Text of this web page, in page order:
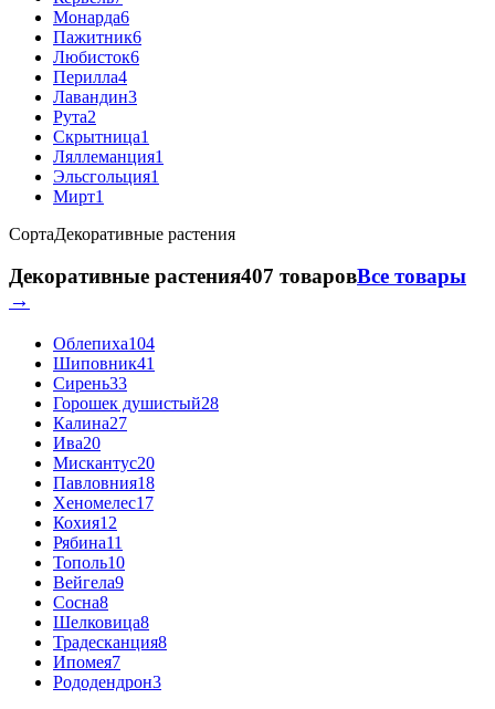
Монарда6
Пажитник6
Любисток6
Перилла4
Лавандин3
Рута2
Скрытница1
Ляллеманция1
Эльсгольция1
Мирт1
СортаДекоративные растения
Декоративные растения407 товаровВсе товары
→
Облепиха104
Шиповник41
Сирень33
Горошек душистый28
Калина27
Ива20
Мискантус20
Павловния18
Хеномелес17
Кохия12
Рябина11
Тополь10
Вейгела9
Сосна8
Шелковица8
Традесканция8
Ипомея7
Рододендрон3